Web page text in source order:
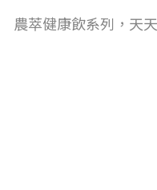
農萃健康飲系列，天